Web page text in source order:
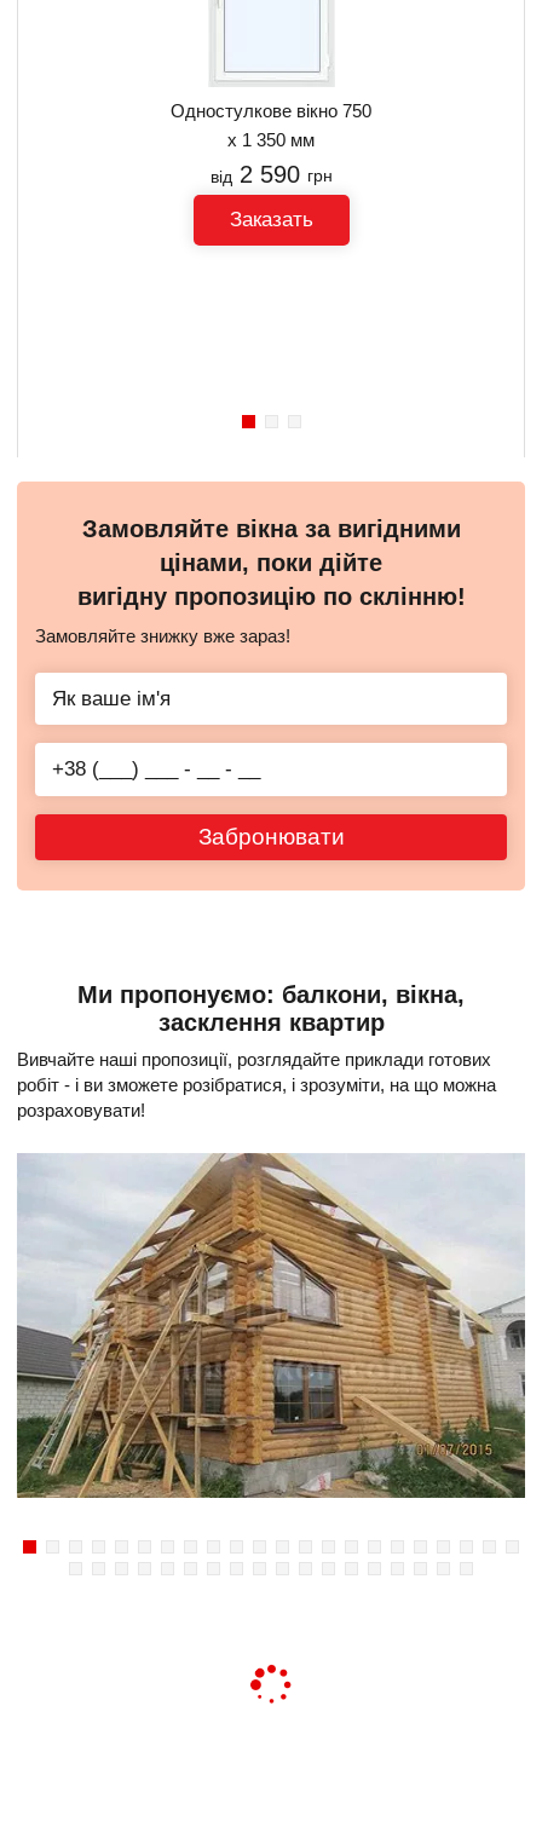
Одностулкове вікно 750
х 1 350 мм
від 2 590
Заказать
Замовляйте вікна за вигідними
цінами, поки дійте
вигідну пропозицію по склінню!
Замовляйте знижку вже зараз!
Забронювати
Ми пропонуємо: балкони, вікна,
засклення квартир
Вивчайте наші пропозиції, розглядайте приклади готових
робіт - і ви зможете розібратися, і зрозуміти, на що можна
розраховувати!